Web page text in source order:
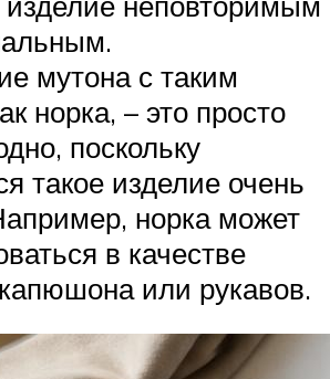
мутона с таким
норка, – это просто
поскольку
такое изделие очень
норка может
в качестве
или рукавов.